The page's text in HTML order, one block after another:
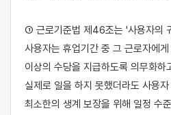
① 근로기준법 제46조는 '사용자의
사용자는 휴업기간 중 그 근로자에
이상의 수당을 지급하도록 의무화
실제로 일을 하지 못했더라도 사용
최소한의 생계 보장을 위해 일정 수